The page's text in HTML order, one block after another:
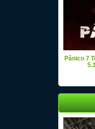
Pânico 7